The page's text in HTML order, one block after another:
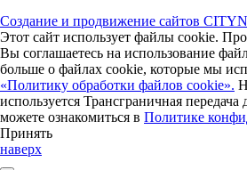
Создание и продвижение сайтов
Этот сайт использует файлы cookie.
Вы соглашаетесь на использование
больше о файлах cookie, которые мы
«Политику обработки файлов cookie».
используется Трансграничная
можете ознакомиться в Политике
Принять
наверх